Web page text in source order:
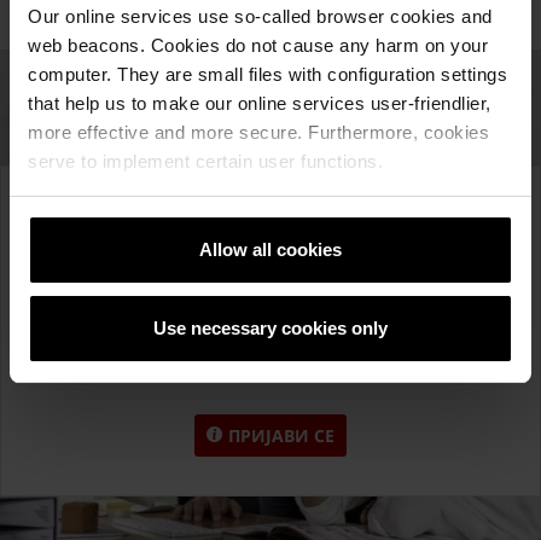
Our online services use so-called browser cookies and
web beacons. Cookies do not cause any harm on your
computer. They are small files with configuration settings
that help us to make our online services user-friendlier,
more effective and more secure. Furthermore, cookies
serve to implement certain user functions.
Allow all cookies
Use necessary cookies only
Пријава за Newsletter
први што ќе ги дознаете нашите најнови вести,
производи, статии и промоции.
Внесете го Вашето име и е-пошта.
ПРИЈАВИ СЕ